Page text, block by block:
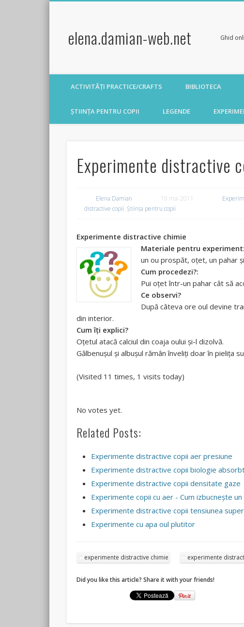
elena.damian-web.net Ghid
ACTIVITĂȚI PRACTICE/CRAFTS BIBLIOTECA
ȘTIINȚA PENTRU COPII LEGENDE
Experimente distractive
Elena Damian 19 mai 2011
distractive copii,Știința pentru copii
Experimente distractive chimie
Materiale pentru experiment:
un ou prospăt, oţet, un pahar
Cum procedezi?:
Pui oţet într-un pahar cât să
Ce observi?
După câteva ore oul devine
din interior.
Cum îți explici?
Oţetul atacă calciul din coaja oului şi-l dizolvă.
Gălbenuşul şi albuşul rămân înveliți doar în pieliţa
(Visited 11 times, 1 visits today)
No votes yet.
Related Posts:
Experimente distractive copii aer presiune
Experimente distractive copii biologie
Experimente distractive copii densitate gaze
Experimente copii cu aer - Cum izbucneşte un
Experimente distractive copii tensiunea
Experimente cu apa oul plutitor
experimente distractive chimie experimente
Did you like this article? Share it with your friends!